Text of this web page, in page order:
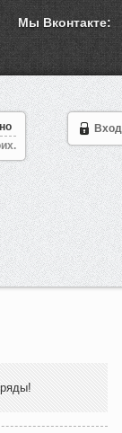
Мы Вконтакте:
Вход